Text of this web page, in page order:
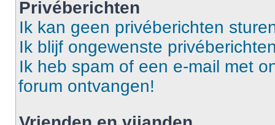
Privéberichten
Ik kan geen privéberichten
Ik blijf ongewenste
Ik heb spam of een e-mail met
forum ontvangen!